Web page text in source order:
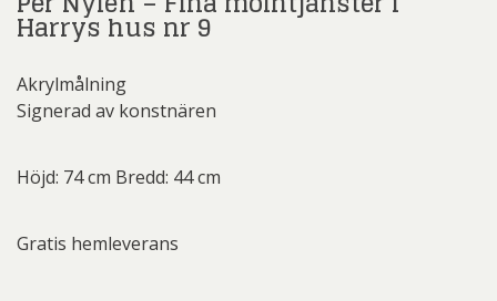
Harrys hus nr 9
Akrylmålning
Signerad av konstnären
Höjd: 74 cm Bredd: 44 cm
Gratis hemleverans